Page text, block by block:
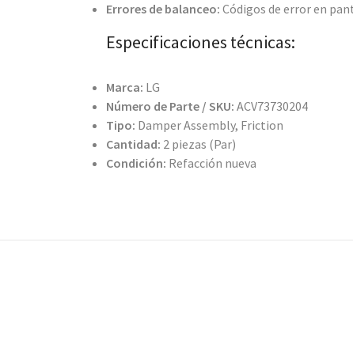
Errores de balanceo: Códigos de error en
Especificaciones técnicas:
Marca: LG
Número de Parte / SKU: ACV73730204
Tipo: Damper Assembly, Friction
Cantidad: 2 piezas (Par)
Condición: Refacción nueva